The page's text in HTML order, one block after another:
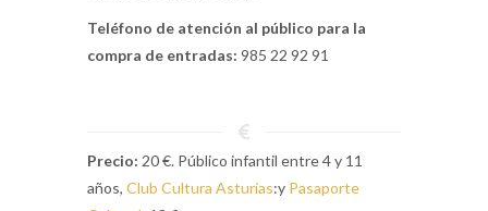
Teléfono de atención al público para la
compra de entradas: 985 22 92 91
Precio: 20 €. Público infantil entre 4 y 11
años, Club Cultura Asturias:y Pasaporte